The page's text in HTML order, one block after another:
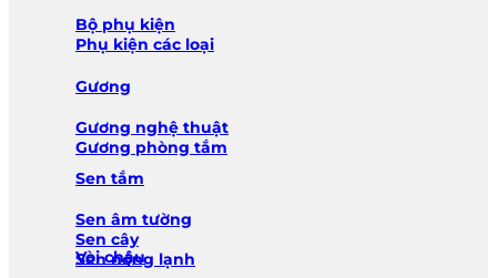
Bộ phụ kiện
Phụ kiện các loại
Gương
Gương nghệ thuật
Gương phòng tắm
Sen tắm
Sen âm tường
Sen cây
Sen nóng lạnh
Vòi chậu